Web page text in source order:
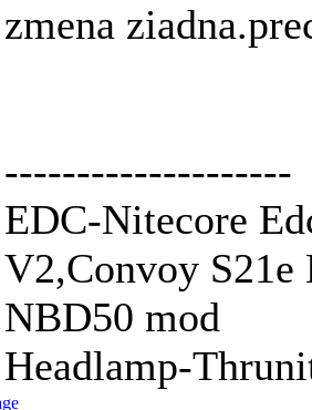
zmena
--------------------
EDC-Nitecore
V2,Convoy
NBD50 mod
Headlamp-